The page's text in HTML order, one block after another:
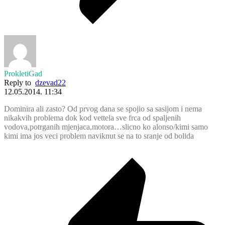
ProkletiGad
Reply to dzevad22
12.05.2014. 11:34
Dominira ali zasto? Od prvog dana se spojio sa sasijom i nema
nikakvih problema dok kod vettela sve frca od spaljenih
vodova,potrganih mjenjaca,motora…slicno ko alonso/kimi samo
kimi ima jos veci problem naviknut se na to sranje od bolida